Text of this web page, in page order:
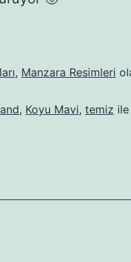
, Manzara Resimleri
, Koyu Mavi, temiz ile